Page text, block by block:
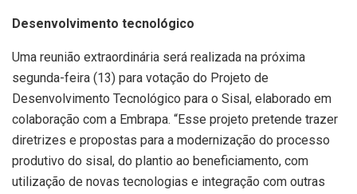
Desenvolvimento tecnológico
Uma reunião extraordinária será realizada na próxima
segunda-feira (13) para votação do Projeto de
Desenvolvimento Tecnológico para o Sisal, elaborado em
colaboração com a Embrapa. “Esse projeto pretende trazer
diretrizes e propostas para a modernização do processo
produtivo do sisal, do plantio ao beneficiamento, com
utilização de novas tecnologias e integração com outras